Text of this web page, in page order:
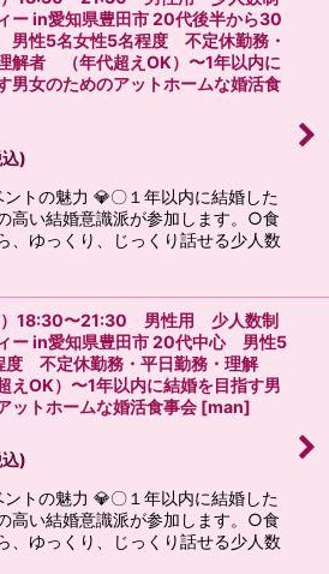
ー in愛知県豊田市 20代後半から30
男性5名女性5名程度 不定休勤務・
解者 （年代超えOK）〜1年以内に
男女のためのアットホームな婚活食
)
トの魅力 💎〇１年以内に結婚した
高い結婚意識派が参加します。○食
、ゆっくり、じっくり話せる少人数
）18:30〜21:30 男性用 少人数制
ー in愛知県豊田市 20代中心 男性5
度 不定休勤務・平日勤務・理解
OK）〜1年以内に結婚を目指す男
ットホームな婚活食事会 [man]
)
トの魅力 💎〇１年以内に結婚した
高い結婚意識派が参加します。○食
、ゆっくり、じっくり話せる少人数